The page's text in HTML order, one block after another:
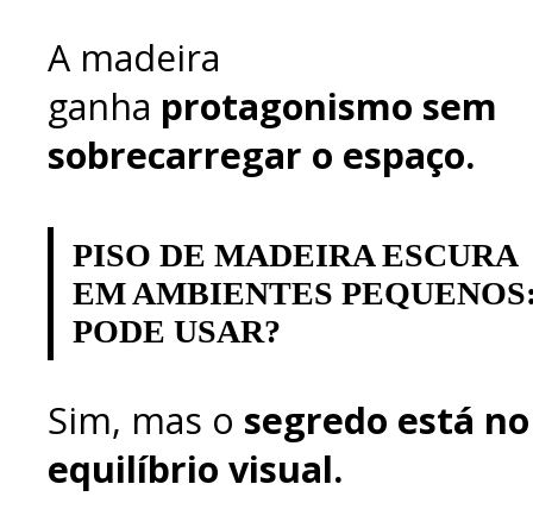
A madeira
ganha protagonismo sem
sobrecarregar o espaço.
PISO DE MADEIRA ESCURA
EM AMBIENTES
PODE USAR?
Sim, mas o segredo está no
equilíbrio visual.